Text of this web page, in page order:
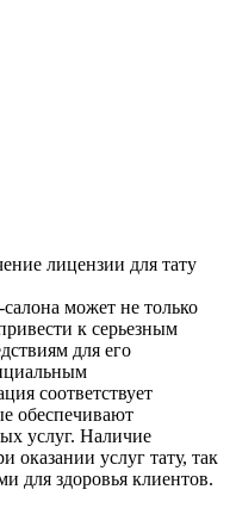
может не только
к серьезным
для его
соответствует
обеспечивают
услуг. Наличие
оказании услуг тату, так
для здоровья клиентов.